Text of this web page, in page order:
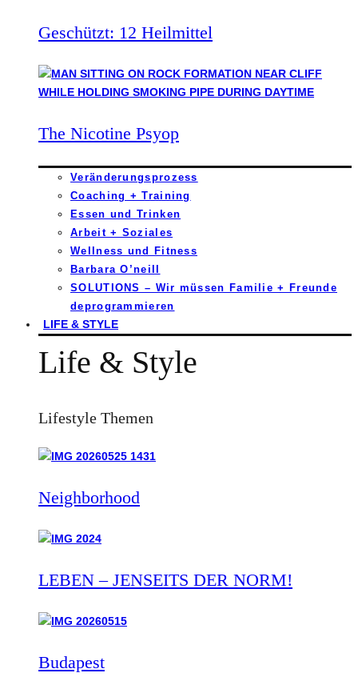
Geschützt: 12 Heilmittel
The Nicotine Psyop
Veränderungsprozess
Coaching + Training
Essen und Trinken
Arbeit + Soziales
Wellness und Fitness
Barbara O’neill
SOLUTIONS – Wir müssen Familie + Freunde
deprogrammieren
LIFE & STYLE
Life & Style
Lifestyle Themen
Neighborhood
LEBEN – JENSEITS DER NORM!
Budapest